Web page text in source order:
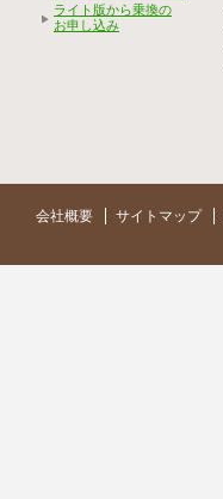
ライト版から乗換の
お申し込み
会社概要 サイトマップ